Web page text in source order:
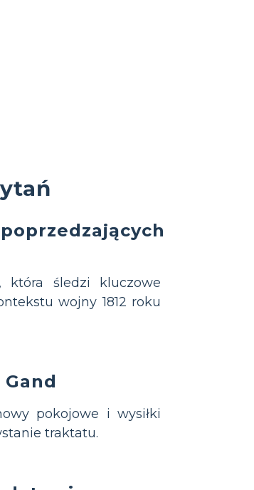
która śledzi kluczowe
wojny 1812 roku
pokojowe i wysiłki
traktatu.